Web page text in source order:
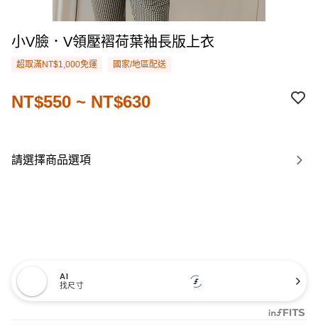
小V臉．V領壓褶荷葉袖長版上衣
超取滿NT$1,000免運 國家/地區配送
NT$550 ~ NT$630
請選擇商品選項
AI
找尺寸